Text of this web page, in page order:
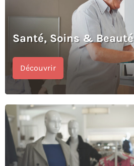
Santé, Soins & Beauté
Découvrir